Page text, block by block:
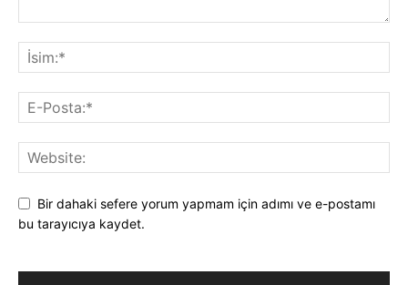
Bir dahaki sefere yorum yapmam için adımı ve e-postamı
bu tarayıcıya kaydet.